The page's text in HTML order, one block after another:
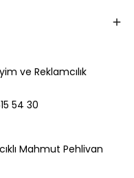
ve Reklamcılık
54 30
Mahmut Pehlivan